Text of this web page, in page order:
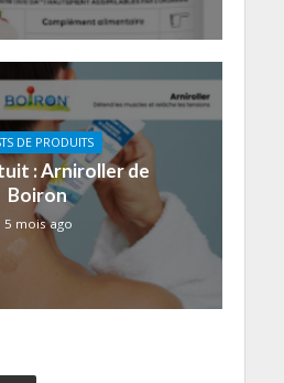
DE PRODUITS
: Arniroller de
Boiron
5 mois ago